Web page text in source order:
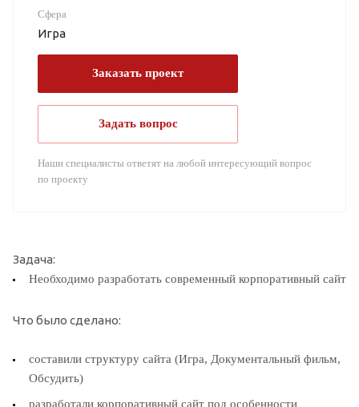
Сфера
Игра
Заказать проект
Задать вопрос
Наши специалисты ответят на любой интересующий вопрос
по проекту
Задача:
Необходимо разработать современный корпоративный сайт
Что было сделано:
составили структуру сайта (Игра, Документальный фильм,
Обсудить)
разработали корпоративный сайт под особенности